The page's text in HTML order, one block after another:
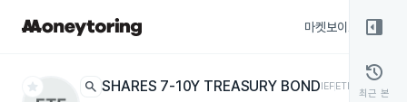
마켓보이스
star search ISHARES 7-10Y TREASURY BONDIEFETF
right_panel_open
history
최근 본